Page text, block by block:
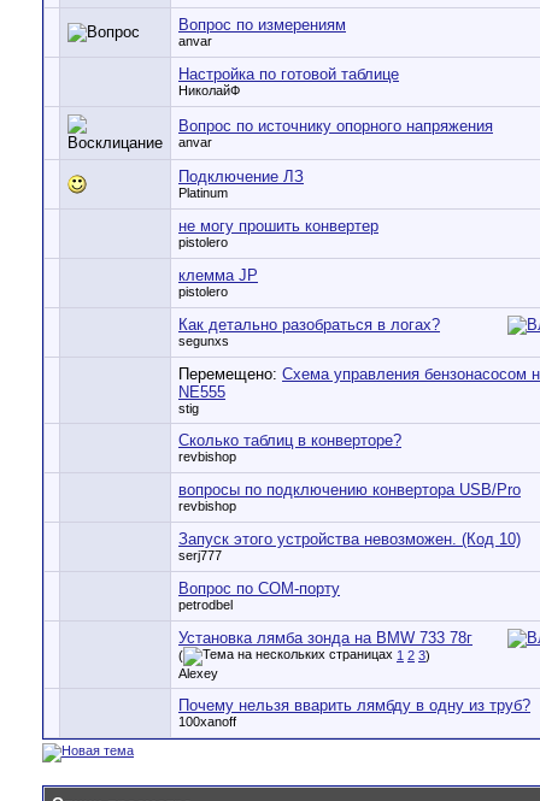
Вопрос по измерениям
anvar
Настройка по готовой таблице
НиколайФ
Вопрос по источнику опорного напряжения
anvar
Подключение ЛЗ
Platinum
не могу прошить конвертер
pistolero
клемма JP
pistolero
Как детально разобраться в логах?
segunxs
Перемещено: Схема управления бензонасосом
NE555
stig
Сколько таблиц в конверторе?
revbishop
вопросы по подключению конвертора USB/Pro
revbishop
Запуск этого устройства невозможен. (Код 10)
serj777
Вопрос по COM-порту
petrodbel
Установка лямба зонда на BMW 733 78г
( 1 2 3)
Alexey
Почему нельзя вварить лямбду в одну из труб?
100xanoff